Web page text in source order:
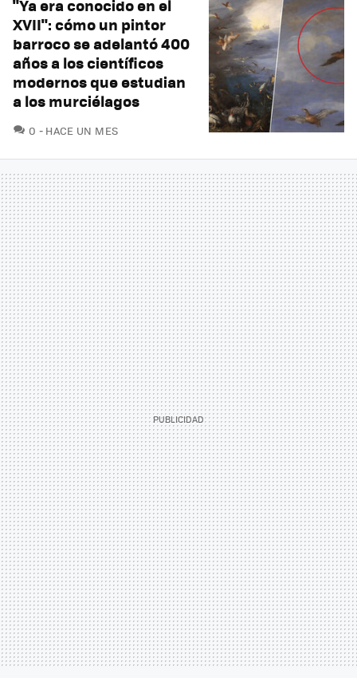
"Ya era conocido en el
XVII": cómo un pintor
barroco se adelantó 400
años a los científicos
modernos que estudian
a los murciélagos
0 COMENTARIOS
HACE UN MES